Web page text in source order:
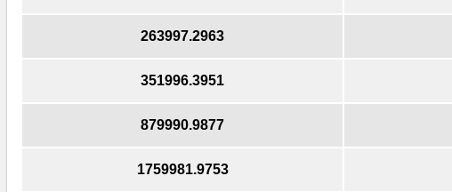
263997.2963
351996.3951
879990.9877
1759981.9753